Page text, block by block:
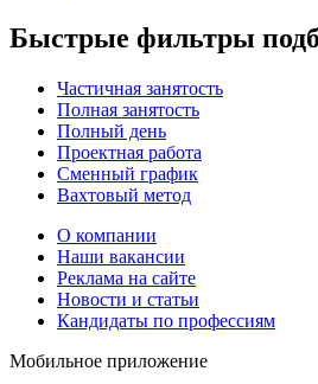
Быстрые фильтры
Частичная занятость
Полная занятость
Полный день
Проектная работа
Сменный график
Вахтовый метод
О компании
Наши вакансии
Реклама на сайте
Новости и статьи
Кандидаты по профессиям
Мобильное приложение